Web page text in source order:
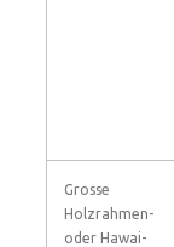
Grosse
Holzrahmen-
oder Hawai-